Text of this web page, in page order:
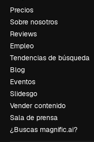
Precios
Sobre nosotros
Reviews
Empleo
Tendencias de búsqueda
Blog
Eventos
Slidesgo
Vender contenido
Sala de prensa
¿Buscas magnific.ai?